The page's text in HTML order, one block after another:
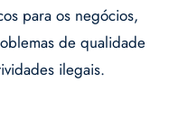
para os negócios,
de qualidade
ilegais.